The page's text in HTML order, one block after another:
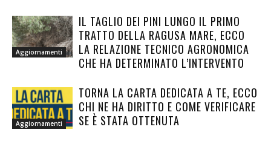
Aggiornamenti
IL TAGLIO DEI PINI LUNGO IL PRIMO
TRATTO DELLA RAGUSA MARE, ECCO
LA RELAZIONE TECNICO AGRONOMICA
CHE HA DETERMINATO L’INTERVENTO
Aggiornamenti
TORNA LA CARTA DEDICATA A TE, ECCO
CHI NE HA DIRITTO E COME VERIFICARE
SE È STATA OTTENUTA